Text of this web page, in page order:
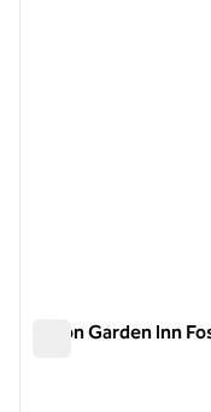
Hilton Garden Inn